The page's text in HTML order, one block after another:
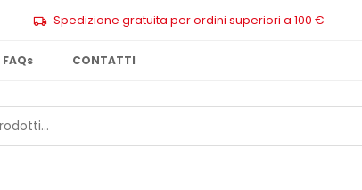
Spedizione gratuita per ordini superiori a 100 €
FAQs CONTATTI